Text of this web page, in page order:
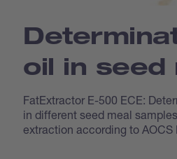
oil in seed
FatExtractor E-500 ECE:
in different seed meal
extraction according to AOCS